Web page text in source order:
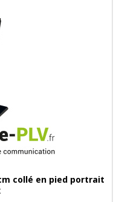
collé en pied portrait